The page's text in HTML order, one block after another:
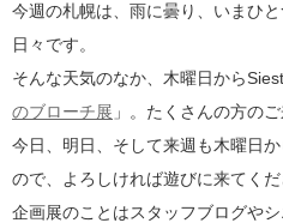
今週の札幌は、雨に曇り、いまひ
日々です。
そんな天気のなか、木曜日から
のブローチ展 」。たくさんの方の
今日、明日、そして来週も木曜日
ので、よろしければ遊びに来てくだ
企画展のことはスタッフブログや